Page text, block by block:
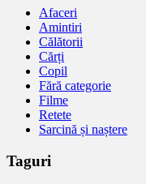
Afaceri
Amintiri
Călătorii
Cărți
Copil
Fără categorie
Filme
Retete
Sarcină și naștere
Taguri